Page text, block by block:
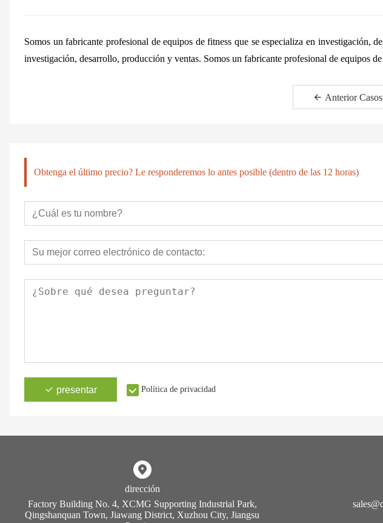
Somos un fabricante profesional de equipos de fitness que se especializa en investigación,
investigación, desarrollo, producción y ventas. Somos un fabricante profesional de equipos
Anterior Casos
Obtenga el último precio? Le responderemos lo antes posible (dentro de las 12 horas)
presentar Política de privacidad
dirección
Factory Building No. 4, XCMG Supporting Industrial Park,
Qingshanquan Town, Jiawang District, Xuzhou City, Jiangsu